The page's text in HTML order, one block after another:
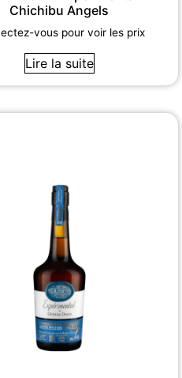
Chichibu Angels
vous pour voir les prix
Lire la suite